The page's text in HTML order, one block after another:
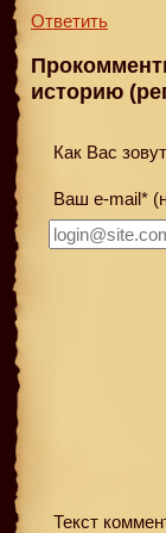
Ответить
историю
Как Вас
Ваш e-mail*
Текст